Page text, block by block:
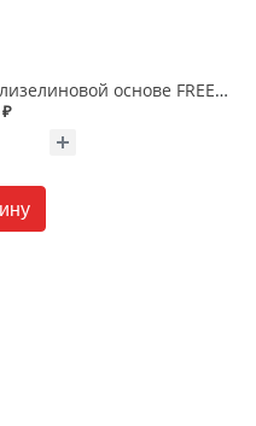
11071-03 Обои виниловые на флизелиновой основе FREEDOM Габриэльl 1.06 X 10 м